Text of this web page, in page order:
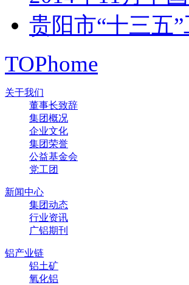
贵阳市“十三五
TOPhome
关于我们
董事长致辞
集团概况
企业文化
集团荣誉
公益基金会
党工团
新闻中心
集团动态
行业资讯
广铝期刊
铝产业链
铝土矿
氧化铝